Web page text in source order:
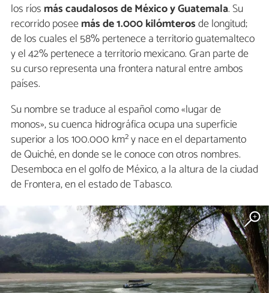
los ríos más caudalosos de México y Guatemala. Su
recorrido poseemás de 1.000 kilómterosde longitud;
de los cuales el 58% pertenece a territorio guatemalteco
y el 42% pertenece a territorio mexicano. Gran parte de
su curso representa una frontera natural entre ambos
países.
Su nombre se traduce al español como «lugar de
monos», su cuenca hidrográfica ocupa una superficie
superior a los 100.000 km² y nace en el departamento
de Quiché, en donde se le conoce con otros nombres.
Desemboca en el golfo de México, a la altura de la ciudad
de Frontera, en el estado de Tabasco.